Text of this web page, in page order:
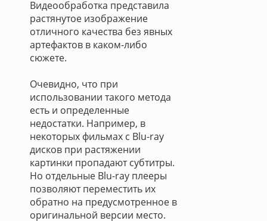
Видеообработка представила
растянутое изображение
отличного качества без явных
артефактов в каком-либо
сюжете.
Очевидно, что при
использовании такого метода
есть и определенные
недостатки. Например, в
некоторых фильмах с Blu-ray
дисков при растяжении
картинки пропадают субтитры.
Но отдельные Blu-ray плееры
позволяют переместить их
обратно на предусмотренное в
оригинальной версии место.